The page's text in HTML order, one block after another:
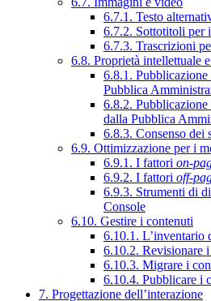
6.7.1. Testo
6.7.2. Sottotitoli per
6.7.3. Trascrizioni
6.8. Proprietà intellettuale
6.8.1.
Pubblica
6.8.2.
dalla Pubblica
6.8.3. Consenso dei
6.9. Ottimizzazione per i
6.9.1. I fattori on-
6.9.2. I fattori off-
6.9.3. Strumenti di
Console
6.10. Gestire i contenuti
6.10.1. L’inventario
6.10.2. Revisionare
6.10.3. Migrare i
6.10.4. Pubblicare i
7. Progettazione dell’interazione